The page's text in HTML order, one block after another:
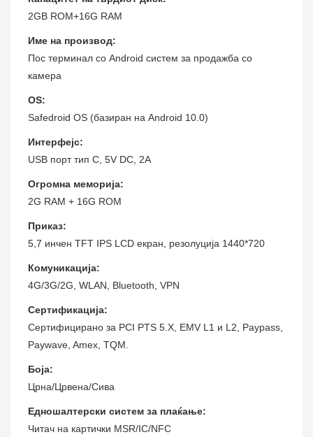
2GB ROM+16G RAM
Име на производ:
Пос терминал со Android систем за продажба со
камера
OS:
Safedroid OS (базиран на Android 10.0)
Интерфејс:
USB порт тип C, 5V DC, 2A
Огромна меморија:
2G RAM + 16G ROM
Приказ:
5,7 инчен TFT IPS LCD екран, резолуција 1440*720
Комуникација:
4G/3G/2G, WLAN, Bluetooth, VPN
Сертификација:
Сертифицирано за PCI PTS 5.X, EMV L1 и L2, Paypass,
Paywave, Amex, TQM.
Боја:
Црна/Црвена/Сива
Едношалтерски систем за плаќање:
Читач на картички MSR/IC/NFC